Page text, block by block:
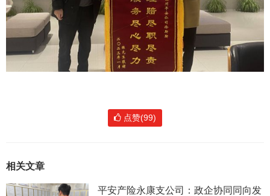
点赞(99)
相关文章
平安产险永康支公司：政企协同同向发